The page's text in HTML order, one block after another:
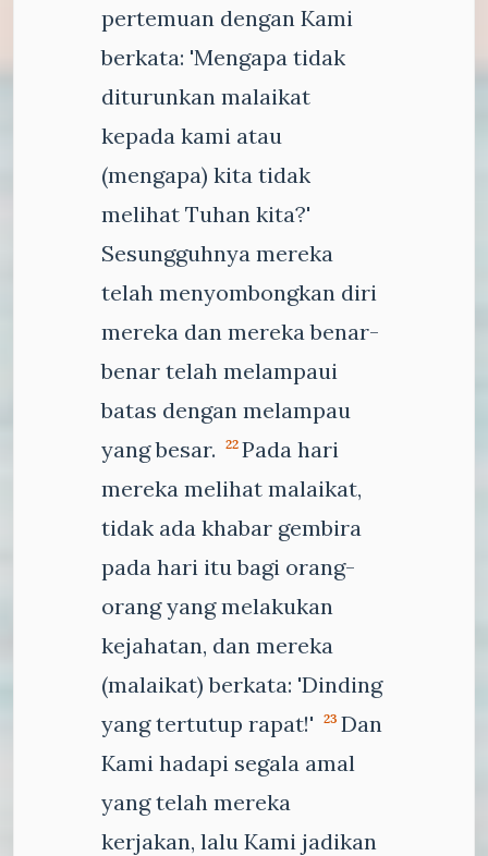
pertemuan dengan Kami
berkata: 'Mengapa tidak
diturunkan malaikat
kepada kami atau
(mengapa) kita tidak
melihat Tuhan kita?'
Sesungguhnya mereka
telah menyombongkan diri
mereka dan mereka benar-
benar telah melampaui
batas dengan melampau
yang besar.
22 Pada hari
mereka melihat malaikat,
tidak ada khabar gembira
pada hari itu bagi orang-
orang yang melakukan
kejahatan, dan mereka
(malaikat) berkata: 'Dinding
yang tertutup rapat!'
23 Dan
Kami hadapi segala amal
yang telah mereka
kerjakan, lalu Kami jadikan